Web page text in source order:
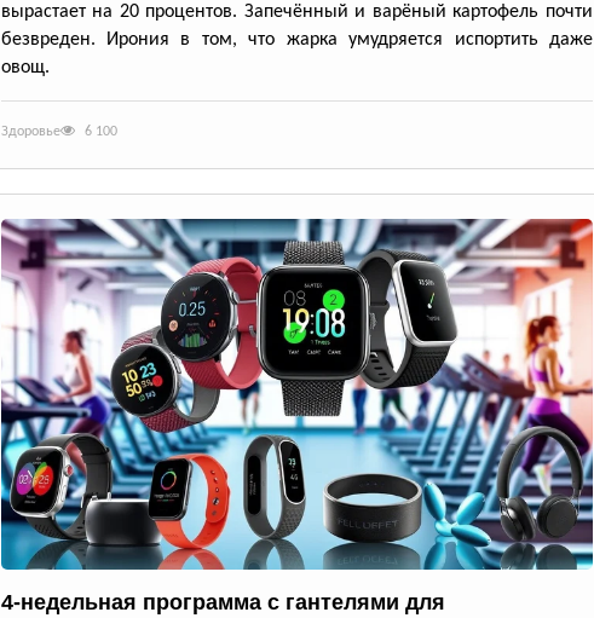
вырастает на 20 процентов. Запечённый и варёный картофель почти
безвреден. Ирония в том, что жарка умудряется испортить даже
овощ.
Здоровье 6 100
4-недельная программа с гантелями для